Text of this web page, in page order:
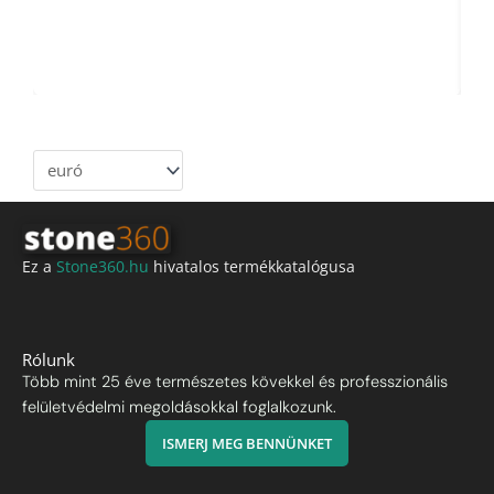
Ez a Stone360.hu hivatalos termékkatalógusa
Rólunk
Több mint 25 éve természetes kövekkel és professzionális
felületvédelmi megoldásokkal foglalkozunk.
ISMERJ MEG BENNÜNKET